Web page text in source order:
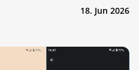
18. Jun 2026